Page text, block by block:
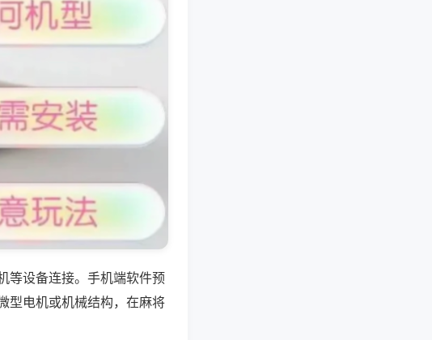
等设备连接。手机端软件预
型电机或机械结构，在麻将